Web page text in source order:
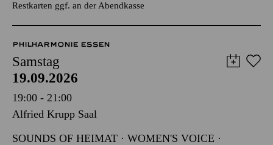
Restkarten ggf. an der Abendkasse
PHILHARMONIE ESSEN
Samstag
19.09.2026
19:00 - 21:00
Alfried Krupp Saal
SOUNDS OF HEIMAT · WOMEN'S VOICE ·